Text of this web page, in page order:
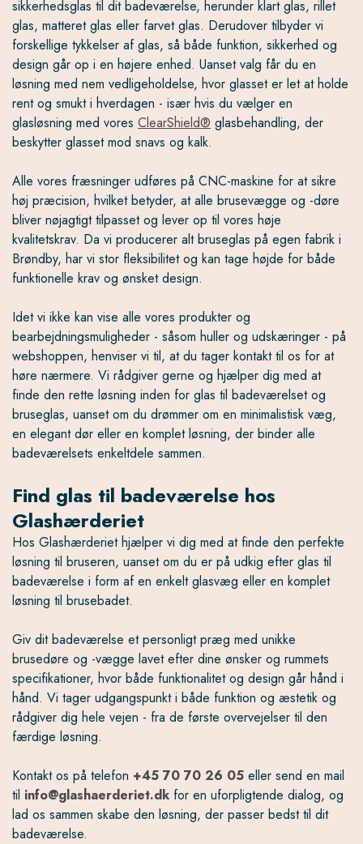
sikkerhedsglas til dit badeværelse, herunder klart glas, rillet
glas, matteret glas eller farvet glas. Derudover tilbyder vi
forskellige tykkelser af glas, så både funktion, sikkerhed og
design går op i en højere enhed. Uanset valg får du en
løsning med nem vedligeholdelse, hvor glasset er let at holde
rent og smukt i hverdagen - især hvis du vælger en
glasløsning med vores ClearShield® glasbehandling, der
beskytter glasset mod snavs og kalk.
Alle vores fræsninger udføres på CNC-maskine for at sikre
høj præcision, hvilket betyder, at alle brusevægge og -døre
bliver nøjagtigt tilpasset og lever op til vores høje
kvalitetskrav. Da vi producerer alt bruseglas på egen fabrik i
Brøndby, har vi stor fleksibilitet og kan tage højde for både
funktionelle krav og ønsket design.
Idet vi ikke kan vise alle vores produkter og
bearbejdningsmuligheder - såsom huller og udskæringer - på
webshoppen, henviser vi til, at du tager kontakt til os for at
høre nærmere. Vi rådgiver gerne og hjælper dig med at
finde den rette løsning inden for glas til badeværelset og
bruseglas, uanset om du drømmer om en minimalistisk væg,
en elegant dør eller en komplet løsning, der binder alle
badeværelsets enkeltdele sammen.
Find glas til badeværelse hos
Glashærderiet
Hos Glashærderiet hjælper vi dig med at finde den perfekte
løsning til bruseren, uanset om du er på udkig efter glas til
badeværelse i form af en enkelt glasvæg eller en komplet
løsning til brusebadet.
Giv dit badeværelse et personligt præg med unikke
brusedøre og -vægge lavet efter dine ønsker og rummets
specifikationer, hvor både funktionalitet og design går hånd i
hånd. Vi tager udgangspunkt i både funktion og æstetik og
rådgiver dig hele vejen - fra de første overvejelser til den
færdige løsning.
Kontakt os på telefon +45 70 70 26 05 eller send en mail
til info@glashaerderiet.dk for en uforpligtende dialog, og
lad os sammen skabe den løsning, der passer bedst til dit
badeværelse.